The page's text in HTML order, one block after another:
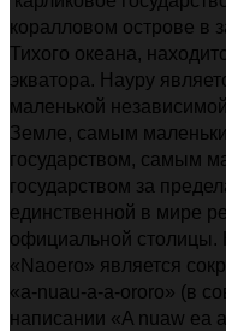
коралловом острове в
Тихого океана,
экватора. Науру
маленькой
Земле, самым
государством, самым
государством за
единственной в мире
официальной столицы.
«Naoero» является
«a-nuau-a-a-ororo» (в
написании «A nuaw ea